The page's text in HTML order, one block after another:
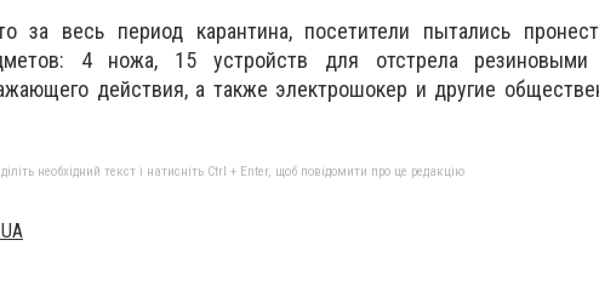
за весь период карантина, посетители пытались
4 ножа, 15 устройств для отстрела
действия, а также электрошокер и другие
необхідний текст і натисніть Ctrl + Enter, щоб повідомити про це редакцію